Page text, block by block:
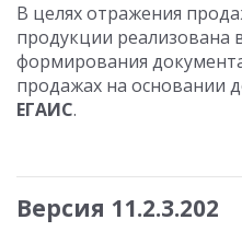
В целях отражения
продукции реализована
формирования
продажах на основании
ЕГАИС.
Версия 11.2.3.202